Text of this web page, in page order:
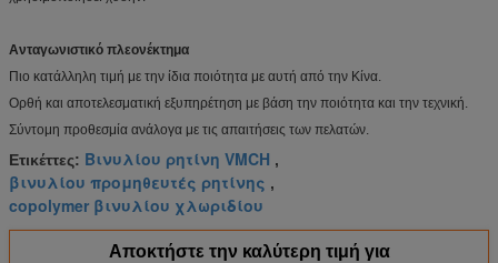
Ανταγωνιστικό πλεονέκτημα
Πιο κατάλληλη τιμή με την ίδια ποιότητα με αυτή από την Κίνα.
Ορθή και αποτελεσματική εξυπηρέτηση με βάση την ποιότητα και την τεχνική.
Σύντομη προθεσμία ανάλογα με τις απαιτήσεις των πελατών.
Ετικέττες: Βινυλίου ρητίνη VMCH ,
βινυλίου προμηθευτές ρητίνης ,
copolymer βινυλίου χλωριδίου
Αποκτήστε την καλύτερη τιμή για